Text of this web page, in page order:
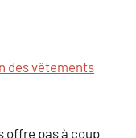
des vêtements
offre pas à coup